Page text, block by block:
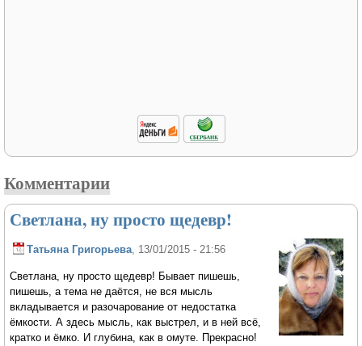
Комментарии
Светлана, ну просто щедевр!
Татьяна Григорьева, 13/01/2015 - 21:56
Светлана, ну просто щедевр! Бывает пишешь,
пишешь, а тема не даётся, не вся мысль
вкладывается и разочарование от недостатка
ёмкости. А здесь мысль, как выстрел, и в ней всё,
кратко и ёмко. И глубина, как в омуте. Прекрасно!